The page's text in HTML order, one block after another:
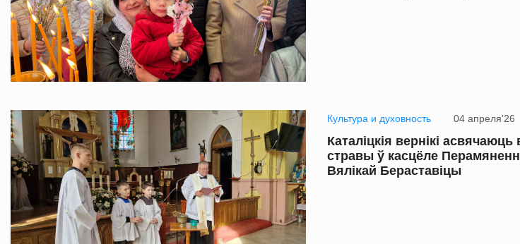
Культура и духовность 04 апреля'26
Каталіцкія вернікі
стравы ў касцёле
Вялікай Бераставіцы